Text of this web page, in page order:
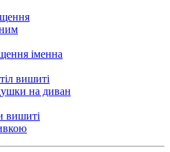
іменна
вишиті
на диван
вишиті